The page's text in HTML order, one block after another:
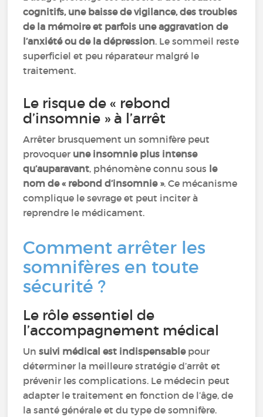
cognitifs, une baisse de vigilance, des troubles
de la mémoire et parfois une aggravation de
l’anxiété ou de la dépression. Le sommeil reste
superficiel et peu réparateur malgré le
traitement.
Le risque de « rebond
d’insomnie » à l’arrêt
Arrêter brusquement un somnifère peut
provoquer une insomnie plus intense
qu’auparavant, phénomène connu sous le
nom de « rebond d’insomnie ». Ce mécanisme
complique le sevrage et peut inciter à
reprendre le médicament.
Comment arrêter les
somnifères en toute
sécurité ?
Le rôle essentiel de
l’accompagnement médical
Unsuivi médical est indispensablepour
déterminer la meilleure stratégie d’arrêt et
prévenir les complications. Le médecin peut
adapter le traitement en fonction de l’âge, de
la santé générale et du type de somnifère.